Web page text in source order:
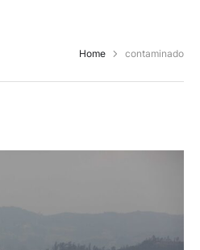
Home contaminado